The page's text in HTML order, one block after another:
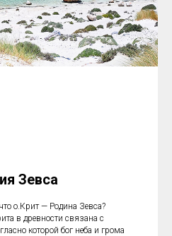
Зевса
о.Крит — Родина Зевса?
в древности связана с
которой бог неба и грома